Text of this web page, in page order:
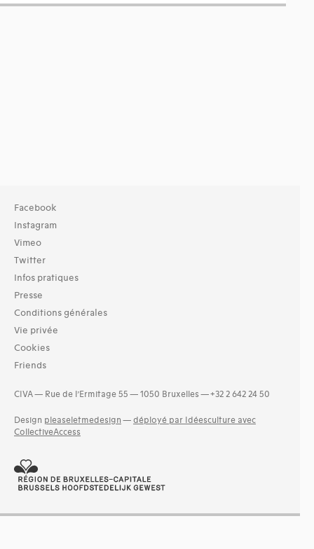
Facebook
Instagram
Vimeo
Twitter
Infos pratiques
Presse
Conditions générales
Vie privée
Cookies
Friends
CIVA — Rue de l’Ermitage 55 — 1050 Bruxelles — +32 2 642 24 50
Design pleaseletmedesign — déployé par Idéesculture avec
CollectiveAccess